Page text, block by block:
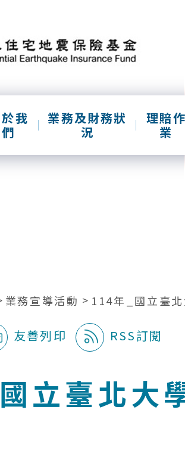
我
們
業務及財務狀
況
理賠作
業
業務宣導活動 114年_國立臺
友善列印 RSS訂閱
立臺北大